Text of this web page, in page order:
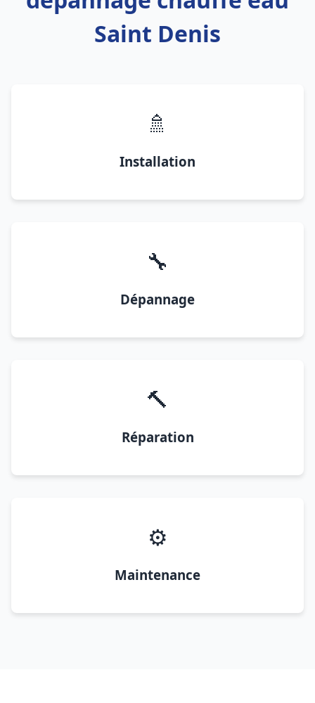
Saint Denis
🚿
Installation
🔧
Dépannage
🔨
Réparation
⚙️
Maintenance